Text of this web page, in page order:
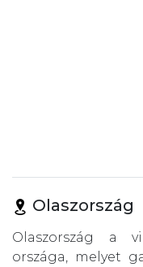
Olaszország
Olaszország a
országa, melyet